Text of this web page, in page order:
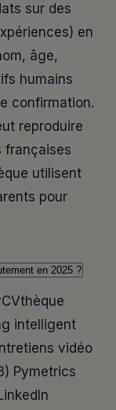
sur des
en
âge,
humains
confirmation.
reproduire
françaises
utilisent
pour
en 2025 ?
intelligent
vidéo
Pymetrics